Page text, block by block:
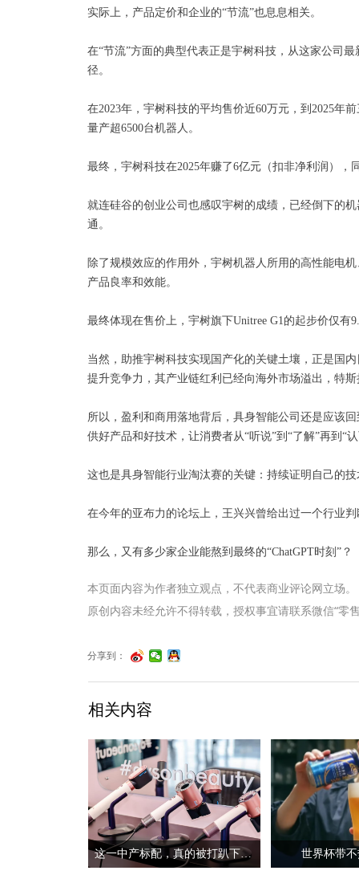
实际上，产品定价和企业的“节流”也息息相关。
在“节流”方面的典型代表正是宇树科技，从这家公司
径。
在2023年，宇树科技的平均售价近60万元，到2025年
量产超6500台机器人。
最终，宇树科技在2025年赚了6亿元（扣非净利润），
就连硅谷的创业公司也感叹宇树的成绩，已经倒下的
通。
除了规模效应的作用外，宇树机器人所用的高性能电
产品良率和效能。
最终体现在售价上，宇树旗下Unitree G1的起步价仅
当然，助推宇树科技实现国产化的关键土壤，正是国
提升竞争力，其产业链红利已经向海外市场溢出，特
所以，盈利和商用落地背后，具身智能公司还是应该
供好产品和好技术，让消费者从“听说”到“了解”再到“
这也是具身智能行业淘汰赛的关键：持续证明自己的
在今年的亚布力的论坛上，王兴兴曾给出过一个行业
那么，又有多少家企业能熬到最终的“ChatGPT时刻”？
相关内容
这一中产标配，真的被打趴下了？ 世界杯带
分享到：
本页面内容为作者独立观点，不代表商业评论网立场。
原创内容未经允许不得转载，授权事宜请联系微信“